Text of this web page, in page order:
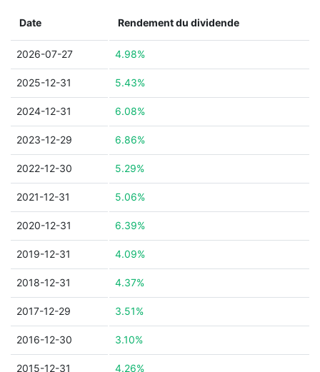
Date Rendement du dividende
2026-07-27 4.98%
2025-12-31 5.43%
2024-12-31 6.08%
2023-12-29 6.86%
2022-12-30 5.29%
2021-12-31 5.06%
2020-12-31 6.39%
2019-12-31 4.09%
2018-12-31 4.37%
2017-12-29 3.51%
2016-12-30 3.10%
2015-12-31 4.26%